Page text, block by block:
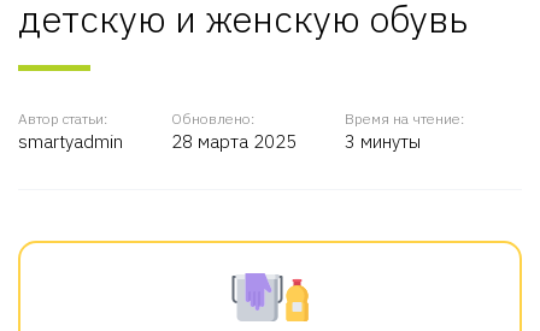
детскую и женскую обувь
Автор статьи:
smartyadmin
Обновлено:
28 марта 2025
Время на чтение:
3 минуты